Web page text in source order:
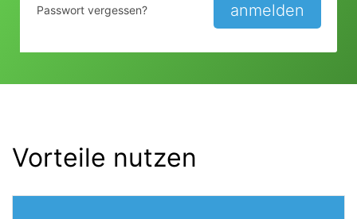
anmelden
Passwort vergessen?
Vorteile nutzen